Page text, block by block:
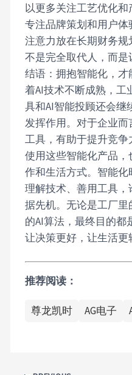
以更多关注工艺优化
专注品牌策划和用户
注意力放在长期财务规
不是完全取代人，而是
结语：拥抱智能化，
着AI技术不断成熟，工
具和AI智能投顾还会继
发挥作用。对于企业
工具，有助于提升竞
使用这些智能化产品
作和生活方式。智能
理解技术、善用工具
据先机。无论是工厂
的AI算法，最终目的都
让决策更好，让生活更
推荐阅读：
尊龙凯时 AG电子